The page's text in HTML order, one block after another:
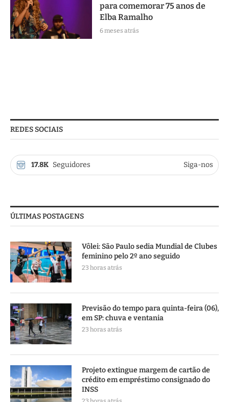
para comemorar 75 anos de
Elba Ramalho
6 meses atrás
REDES SOCIAIS
17.8K Seguidores Siga-nos
ÚLTIMAS POSTAGENS
Vôlei: São Paulo sedia Mundial de Clubes
feminino pelo 2º ano seguido
23 horas atrás
Previsão do tempo para quinta-feira (06),
em SP: chuva e ventania
23 horas atrás
Projeto extingue margem de cartão de
crédito em empréstimo consignado do
INSS